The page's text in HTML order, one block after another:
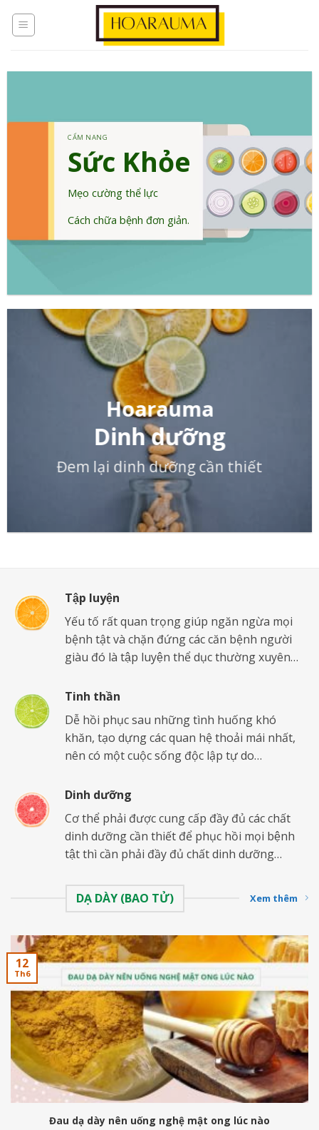
CẨM NANG
Sức Khỏe
Mẹo cường thể lực
Cách chữa bệnh đơn giản.
Hoarauma
Dinh dưỡng
Đem lại dinh dưỡng cần thiết
Tập luyện
Yếu tố rất quan trọng giúp ngăn ngừa mọi
bệnh tật và chặn đứng các căn bệnh người
giàu đó là tập luyện thể dục thường xuyên…
Tinh thần
Dễ hồi phục sau những tình huống khó
khăn, tạo dựng các quan hệ thoải mái nhất,
nên có một cuộc sống độc lập tự do…
Dinh dưỡng
Cơ thể phải được cung cấp đầy đủ các chất
dinh dưỡng cần thiết để phục hồi mọi bệnh
tật thì cần phải đầy đủ chất dinh dưỡng…
DẠ DÀY (BAO TỬ) Xem thêm
Đau dạ dày nên uống nghệ mật ong lúc nào
12
Th6